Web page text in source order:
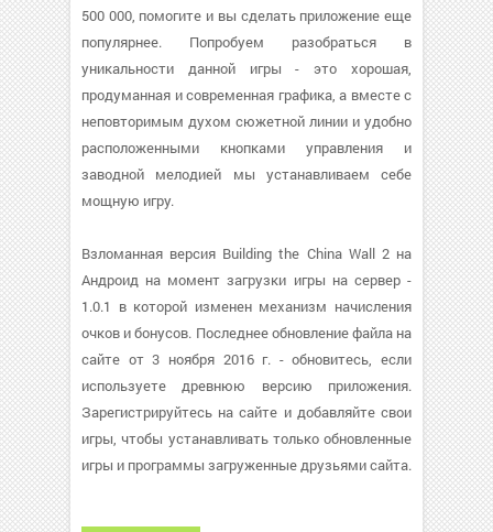
500 000, помогите и вы сделать приложение еще
популярнее. Попробуем разобраться в
уникальности данной игры - это хорошая,
продуманная и современная графика, а вместе с
неповторимым духом сюжетной линии и удобно
расположенными кнопками управления и
заводной мелодией мы устанавливаем себе
мощную игру.
Взломанная версия Building the China Wall 2 на
Андроид на момент загрузки игры на сервер -
1.0.1 в которой изменен механизм начисления
очков и бонусов. Последнее обновление файла на
сайте от 3 ноября 2016 г. - обновитесь, если
используете древнюю версию приложения.
Зарегистрируйтесь на сайте и добавляйте свои
игры, чтобы устанавливать только обновленные
игры и программы загруженные друзьями сайта.